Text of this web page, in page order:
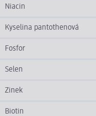
Niacin
Kyselina pantothenová
Fosfor
Selen
Zinek
Biotin